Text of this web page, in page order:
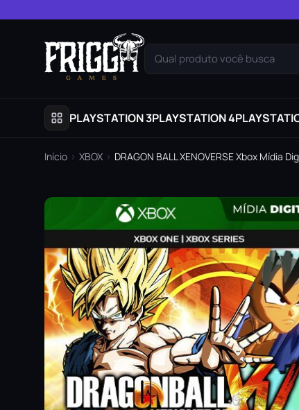
Qual produto você busca
PLAYSTATION 3PLAYSTATION 4
Início › XBOX › DRAGON BALL XENOVERSE Xbox Mídia